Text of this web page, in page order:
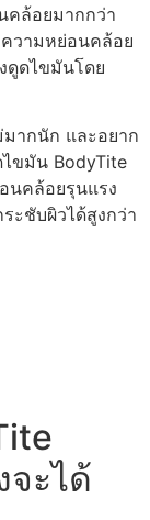
คล้อยมากกว่า
วามหย่อนคล้อย
ดูดไขมันโดย
ากนัก และอยาก
ขมัน BodyTite
นคล้อยรุนแรง
ะชับผิวได้สูงกว่า
จะได้